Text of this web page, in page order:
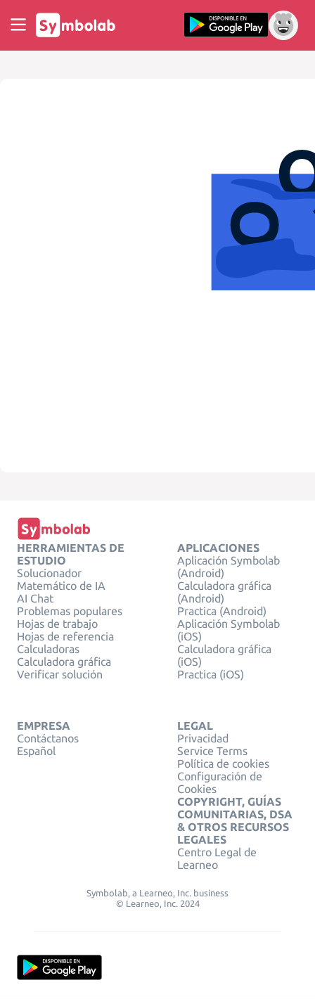
HERRAMIENTAS DE
ESTUDIO
Solucionador
Matemático de IA
AI Chat
Problemas populares
Hojas de trabajo
Hojas de referencia
Calculadoras
Calculadora gráfica
Verificar solución
APLICACIONES
Aplicación Symbolab
(Android)
Calculadora gráfica
(Android)
Practica (Android)
Aplicación Symbolab
(iOS)
Calculadora gráfica
(iOS)
Practica (iOS)
EMPRESA
Contáctanos
Español
LEGAL
Privacidad
Service Terms
Política de cookies
Configuración de
Cookies
COPYRIGHT, GUÍAS
COMUNITARIAS, DSA
& OTROS RECURSOS
LEGALES
Centro Legal de
Learneo
Symbolab, a Learneo, Inc. business
© Learneo, Inc. 2024